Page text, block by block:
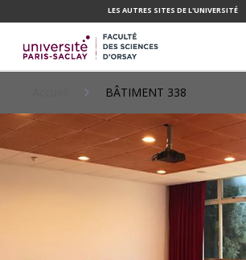
CONTENU
PRINCIPAL
LES AUTRES SITES DE L'UNIVERSITÉ
BÂTIMENT 338